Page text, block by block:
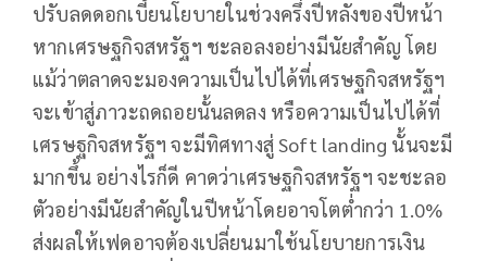
ปรับลดดอกเบี้ยนโยบายในช่วงครึ่งปีหลังของปีหน้า
หากเศรษฐกิจสหรัฐฯ ชะลอลงอย่างมีนัยสำคัญ โดย
แม้ว่าตลาดจะมองความเป็นไปได้ที่เศรษฐกิจสหรัฐฯ
จะเข้าสู่ภาวะถดถอยนั้นลดลง หรือความเป็นไปได้ที่
เศรษฐกิจสหรัฐฯ จะมีทิศทางสู่ Soft landing นั้นจะมี
มากขึ้น อย่างไรก็ดี คาดว่าเศรษฐกิจสหรัฐฯ จะชะลอ
ตัวอย่างมีนัยสำคัญในปีหน้าโดยอาจโตต่ำกว่า 1.0%
ส่งผลให้เฟดอาจต้องเปลี่ยนมาใช้นโยบายการเงิน